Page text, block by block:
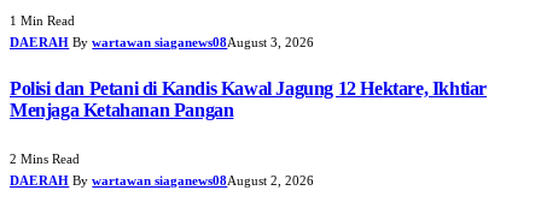
1 Min Read
DAERAH By wartawan siaganews08August 3, 2026
Polisi dan Petani di Kandis Kawal Jagung 12 Hektare, Ikhtiar
Menjaga Ketahanan Pangan
2 Mins Read
DAERAH By wartawan siaganews08August 2, 2026